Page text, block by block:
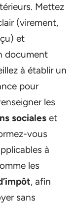
Mettez
(virement,
et
document
à établir un
pour
les
sociales et
vous
à
les
, afin
sans